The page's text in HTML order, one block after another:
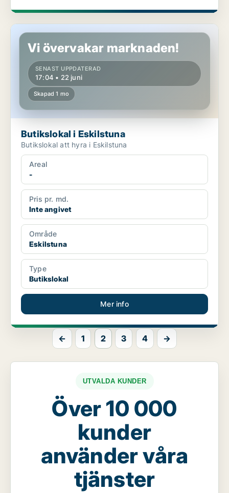
Butikslokal i Eskilstuna
Vi övervakar marknaden!
SENAST UPPDATERAD
17:04 • 22 juni
Skapad 1 mo
Butikslokal i Eskilstuna
Butikslokal att hyra i Eskilstuna
Areal
-
Pris pr. md.
Inte angivet
Område
Eskilstuna
Type
Butikslokal
Mer info
← 1 2 3 4 →
UTVALDA KUNDER
Över 10 000
kunder
använder våra
tjänster